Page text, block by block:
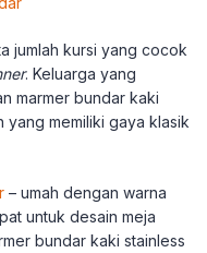
jumlah kursi yang cocok
. Keluarga yang
marmer bundar kaki
yang memiliki gaya klasik
– umah dengan warna
untuk desain meja
bundar kaki stainless